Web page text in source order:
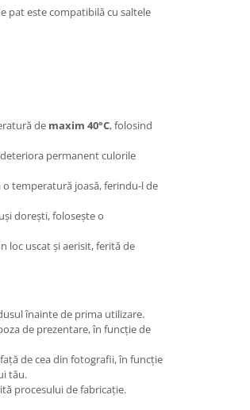
pat este compatibilă cu saltele
de maxim 40°C, folosind
permanent culorile
temperatură joasă, ferindu-l de
dorești, folosește o
loc uscat și aerisit, ferită de
înainte de prima utilizare.
de prezentare, în funcție de
de cea din fotografii, în funcție
tău.
procesului de fabricație.